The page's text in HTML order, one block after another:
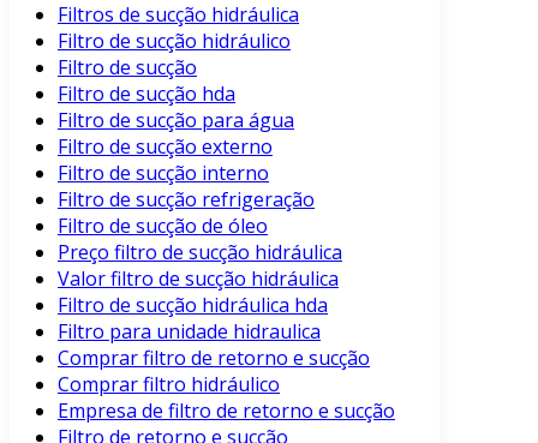
Filtros de sucção hidráulica
Filtro de sucção hidráulico
Filtro de sucção
Filtro de sucção hda
Filtro de sucção para água
Filtro de sucção externo
Filtro de sucção interno
Filtro de sucção refrigeração
Filtro de sucção de óleo
Preço filtro de sucção hidráulica
Valor filtro de sucção hidráulica
Filtro de sucção hidráulica hda
Filtro para unidade hidraulica
Comprar filtro de retorno e sucção
Comprar filtro hidráulico
Empresa de filtro de retorno e sucção
Filtro de retorno e sucção